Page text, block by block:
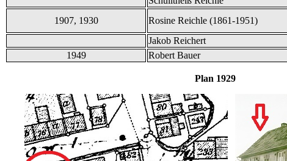
1907, 1930
Rosine Reichle (1861-1951)
Jakob Reichert
1949
Robert Bauer
Plan 1929